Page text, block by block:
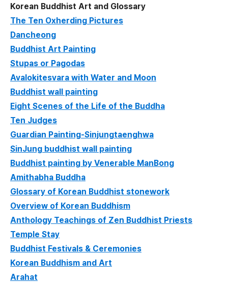
Korean Buddhist Art and Glossary
The Ten Oxherding Pictures
Dancheong
Buddhist Art Painting
Stupas or Pagodas
Avalokitesvara with Water and Moon
Buddhist wall painting
Eight Scenes of the Life of the Buddha
Ten Judges
Guardian Painting-Sinjungtaenghwa
SinJung buddhist wall painting
Buddhist painting by Venerable ManBong
Amithabha Buddha
Glossary of Korean Buddhist stonework
Overview of Korean Buddhism
Anthology Teachings of Zen Buddhist Priests
Temple Stay
Buddhist Festivals & Ceremonies
Korean Buddhism and Art
Arahat